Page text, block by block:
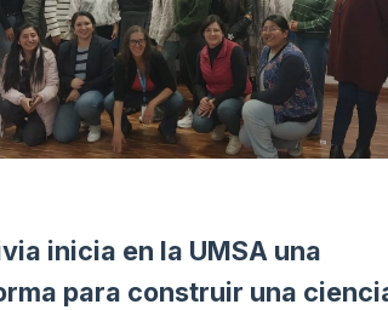
inicia en la UMSA una
para construir una